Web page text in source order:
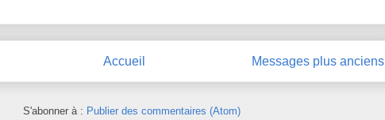
Messages plus anciens
Accueil
S'abonner à : Publier des commentaires (Atom)